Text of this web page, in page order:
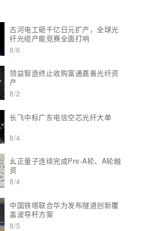
古河电工砸千亿日元扩产，全球光
纤光缆产能竞赛全面打响
8/6
领益智造终止收购富通嘉善光纤资
产
8/2
长飞中标广东电信空芯光纤大单
8/4
幺正量子连续完成Pre-A轮、A轮融
资
8/4
中国铁塔联合华为发布隧道创新覆
盖波导杆方案
8/5